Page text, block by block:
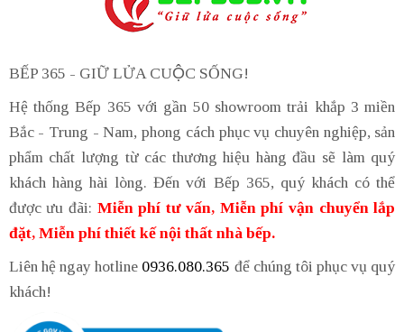
BẾP 365 - GIỮ LỬA CUỘC SỐNG!
Hệ thống Bếp 365 với gần 50 showroom trải khắp 3 miền
Bắc - Trung - Nam, phong cách phục vụ chuyên nghiệp, sản
phẩm chất lượng từ các thương hiệu hàng đầu sẽ làm quý
khách hàng hài lòng. Đến với Bếp 365, quý khách có thể
được ưu đãi: Miễn phí tư vấn, Miễn phí vận chuyển lắp
đặt, Miễn phí thiết kế nội thất nhà bếp.
Liên hệ ngay hotline 0936.080.365 để chúng tôi phục vụ quý
khách!